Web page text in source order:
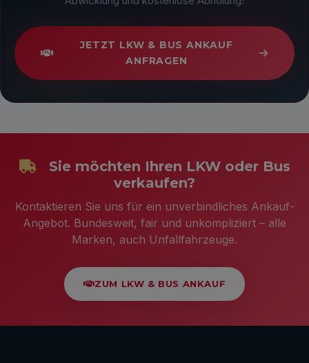
JETZT LKW & BUS ANKAUF
ANFRAGEN
Sie möchten Ihren LKW oder Bus
verkaufen?
Kontaktieren Sie uns für ein unverbindliches Ankauf-
Angebot. Bundesweit, fair und unkompliziert – alle
Marken, auch Unfallfahrzeuge.
ZUM LKW & BUS ANKAUF